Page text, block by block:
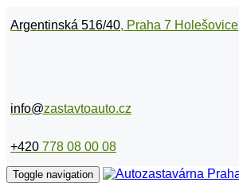
Argentinská 516/40, Praha 7 Holešovice
info@zastavtoauto.cz
+420 778 08 00 08
Toggle navigation